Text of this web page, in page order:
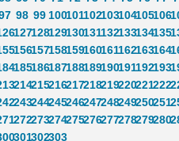
98 99 100101102103104105106
127128129130131132133134135
156157158159160161162163164
185186187188189190191192193
214215216217218219220221222
243244245246247248249250251
272273274275276277278279280
301302303